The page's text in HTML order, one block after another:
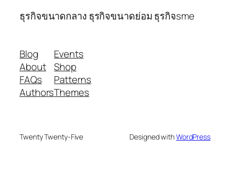
ธุรกิจขนาดกลาง ธุรกิจขนาดย่อม ธุรกิจsme
Blog
About
FAQs
Authors
Events
Shop
Patterns
Themes
Twenty Twenty-Five Designed withWordPress